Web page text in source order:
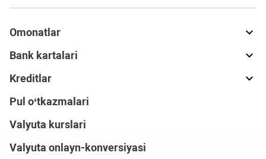
Omonatlar
Bank kartalari
Kreditlar
Pul o‘tkazmalari
Valyuta kurslari
Valyuta onlayn-konversiyasi